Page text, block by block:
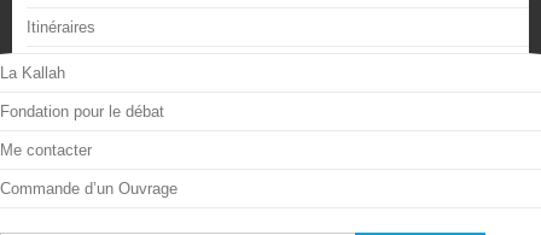
Itinéraires
La Kallah
Fondation pour le débat
Me contacter
Commande d’un Ouvrage